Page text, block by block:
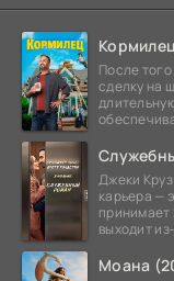
После
сделку на
Джеки Круз
карьера —
принимает
выходит
Моана